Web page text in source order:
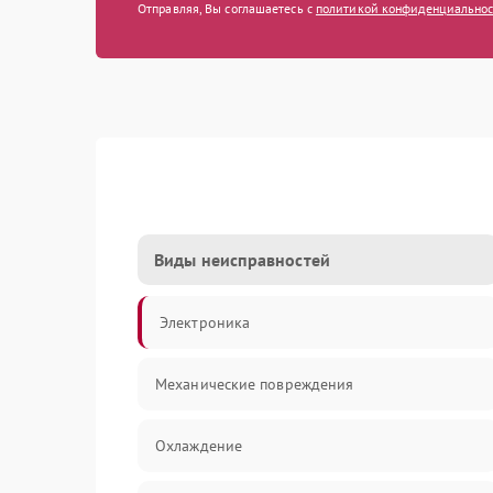
Отправляя, Вы соглашаетесь с политикой
Виды неисправностей
Электроника
Механические повреждения
Охлаждение